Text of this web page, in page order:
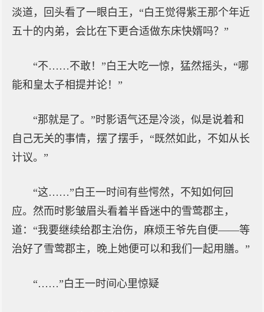
淡道，回头看了一眼白王，“白王觉得紫王那个年近
五十的内弟，会比在下更合适做东床快婿吗？”
“不……不敢！”白王大吃一惊，猛然摇头，“哪
能和皇太子相提并论！”
“那就是了。”时影语气还是冷淡，似是说着和
自己无关的事情，摆了摆手，“既然如此，不如从长
计议。”
“这……”白王一时间有些愕然，不知如何回
应。然而时影皱眉头看着半昏迷中的雪莺郡主，
道：“我要继续给郡主治伤，麻烦王爷先自便——等
治好了雪莺郡主，晚上她便可以和我们一起用膳。”
“……”白王一时间心里惊疑